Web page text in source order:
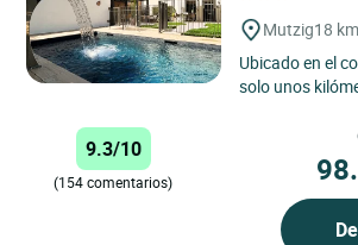
Mutzig18 km
Ubicado en el
solo unos
de Mutzig le da
9.3/10
(154 comentarios)